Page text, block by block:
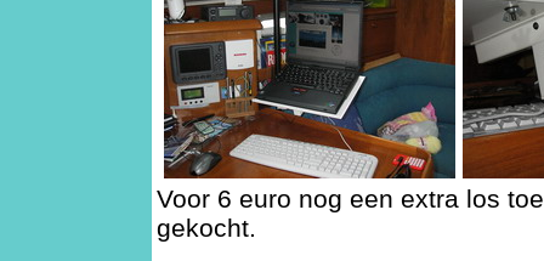
Voor 6 euro nog een extra los
gekocht.